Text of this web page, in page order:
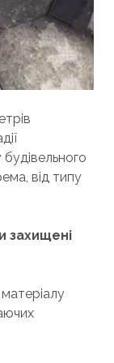
від типу
захищені